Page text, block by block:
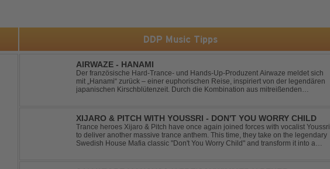
DDP Music Tipps
AIRWAZE - HANAMI
Der französische Hard-Trance- und Hands-Up-Produzent Airwaze meldet sich
mit „Hanami“ zurück – einer euphorischen Reise, inspiriert von der legendären
japanischen Kirschblütenzeit. Durch die Kombination aus mitreißenden
XIJARO & PITCH WITH YOUSSRI - DON'T YOU WORRY CHILD
Trance heroes Xijaro & Pitch have once again joined forces with vocalist Youssri
to deliver another massive trance anthem. This time, they take on the legendary
Swedish House Mafia classic "Don't You Worry Child" and transform it into a